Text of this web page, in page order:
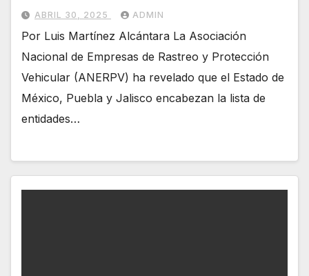
ABRIL 30, 2025 ADMIN
Por Luis Martínez Alcántara La Asociación
Nacional de Empresas de Rastreo y Protección
Vehicular (ANERPV) ha revelado que el Estado de
México, Puebla y Jalisco encabezan la lista de
entidades…